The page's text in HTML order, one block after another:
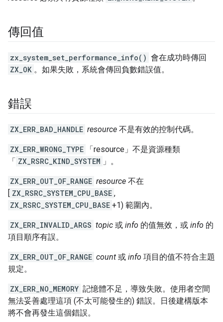
傳回值
zx_system_set_performance_info() 會在成功時傳回
ZX_OK 。如果失敗，系統會傳回負數錯誤值。
錯誤
ZX_ERR_BAD_HANDLE resource 不是有效的控制代碼。
ZX_ERR_WRONG_TYPE 「resource」 不是資源種類
「 ZX_RSRC_KIND_SYSTEM 」。
ZX_ERR_OUT_OF_RANGE resource 不在
[ ZX_RSRC_SYSTEM_CPU_BASE ,
ZX_RSRC_SYSTEM_CPU_BASE +1) 範圍內。
ZX_ERR_INVALID_ARGS topic 或 info 的值無效，或 info 的
項目順序有誤。
ZX_ERR_OUT_OF_RANGE count 或 info 項目的值不符合主題
規定。
ZX_ERR_NO_MEMORY 記憶體不足，導致失敗。使用者空間
無法妥善處理這項 (不太可能發生的) 錯誤。日後建構版本
將不會再發生這個錯誤。